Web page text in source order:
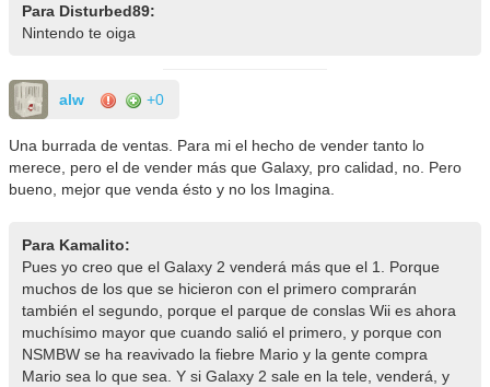
Para Disturbed89:
Nintendo te oiga
alw +0
Una burrada de ventas. Para mi el hecho de vender tanto lo
merece, pero el de vender más que Galaxy, pro calidad, no. Pero
bueno, mejor que venda ésto y no los Imagina.
Para Kamalito:
Pues yo creo que el Galaxy 2 venderá más que el 1. Porque
muchos de los que se hicieron con el primero comprarán
también el segundo, porque el parque de conslas Wii es ahora
muchísimo mayor que cuando salió el primero, y porque con
NSMBW se ha reavivado la fiebre Mario y la gente compra
Mario sea lo que sea. Y si Galaxy 2 sale en la tele, venderá, y